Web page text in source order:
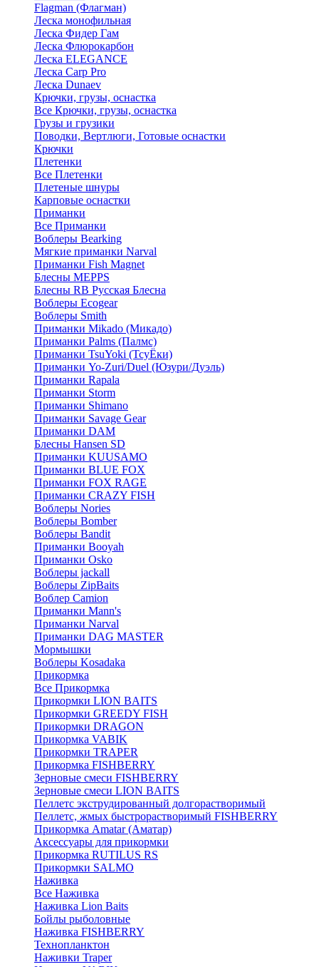
Flagman (Флагман)
Леска монофильная
Леска Фидер Гам
Леска Флюрокарбон
Леска ELEGANCE
Леска Carp Pro
Леска Dunaev
Крючки, грузы, оснастка
Все Крючки, грузы, оснастка
Грузы и грузики
Поводки, Вертлюги, Готовые оснастки
Крючки
Плетенки
Все Плетенки
Плетеные шнуры
Карповые оснастки
Приманки
Все Приманки
Воблеры Bearking
Мягкие приманки Narval
Приманки Fish Magnet
Блесны MEPPS
Блесны RB Русская Блесна
Воблеры Ecogear
Воблеры Smith
Приманки Mikado (Микадо)
Приманки Palms (Палмс)
Приманки TsuYoki (ТсуЁки)
Приманки Yo-Zuri/Duel (Юзури/Дуэль)
Приманки Rapala
Приманки Storm
Приманки Shimano
Приманки Savage Gear
Приманки DAM
Блесны Hansen SD
Приманки KUUSAMO
Приманки BLUE FOX
Приманки FOX RAGE
Приманки CRAZY FISH
Воблеры Nories
Воблеры Bomber
Воблеры Bandit
Приманки Booyah
Приманки Osko
Воблеры jackall
Воблеры ZipBaits
Воблер Camion
Приманки Mann's
Приманки Narval
Приманки DAG MASTER
Мормышки
Воблеры Kosadaka
Прикормка
Все Прикормка
Прикормки LION BAITS
Прикормки GREEDY FISH
Прикормки DRAGON
Прикормка VABIK
Прикормки TRAPER
Прикормка FISHBERRY
Зерновые смеси FISHBERRY
Зерновые смеси LION BAITS
Пеллетс экструдированный долгорастворимый
Пеллетс, жмых быстрорастворимый FISHBERRY
Прикормка Amatar (Аматар)
Аксессуары для прикормки
Прикормка RUTILUS RS
Прикормки SALMO
Наживка
Все Наживка
Наживка Lion Baits
Бойлы рыболовные
Наживка FISHBERRY
Технопланктон
Наживки Traper